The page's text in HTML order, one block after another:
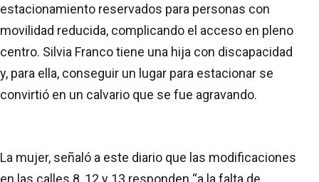
estacionamiento reservados para personas con
movilidad reducida, complicando el acceso en pleno
centro. Silvia Franco tiene una hija con discapacidad
y, para ella, conseguir un lugar para estacionar se
convirtió en un calvario que se fue agravando.
La mujer, señaló a este diario que las modificaciones
en las calles 8, 12 y 13 responden “a la falta de